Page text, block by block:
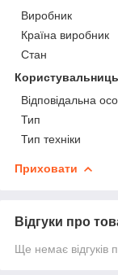
Виробник
Країна виробник
Стан
Відповідальна
Тип
Тип техніки
Приховати
Відгуки про
Ще немає відгуків